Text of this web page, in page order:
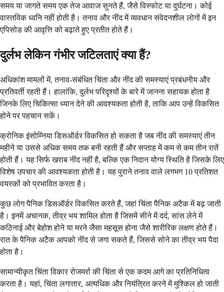
समय या जागते समय एक तेज आवाज सुनते हैं, जैसे विस्फोट या दुर्घटना। कोई
वास्तविक ध्वनि नहीं होती है। तनाव और नींद में व्यवधान संवेदनशील लोगों में इन
एपिसोड की आवृत्ति को बढ़ाते हुए प्रतीत होते हैं।
दुर्लभ लेकिन गंभीर जटिलताएं क्या हैं?
अधिकांश मामलों में, तनाव-संबंधित चिंता और नींद की समस्याएं प्रबंधनीय और
प्रतिवर्ती रहती हैं। हालांकि, दुर्लभ परिदृश्यों के बारे में जानना सहायक होता है
जिनके लिए चिकित्सा ध्यान देने की आवश्यकता होती है, ताकि आप उन्हें विकसित
होने पर पहचान सकें।
क्रोनिक इंसोम्निया डिसऑर्डर विकसित हो सकता है जब नींद की समस्याएं तीन
महीने या उससे अधिक समय तक बनी रहती हैं और सप्ताह में कम से कम तीन रातें
होती हैं। यह सिर्फ खराब नींद नहीं है, बल्कि एक निदान योग्य स्थिति है जिसके लिए
विशेष उपचार की आवश्यकता होती है। यह पुराने तनाव वाले लगभग 10 प्रतिशत
वयस्कों को प्रभावित करता है।
कुछ लोग पैनिक डिसऑर्डर विकसित करते हैं, जहां चिंता पैनिक अटैक में बढ़ जाती
है। इनमें अचानक, तीव्र भय शामिल होता है जिसमें सीने में दर्द, सांस लेने में
कठिनाई और बेहोश होने या मरने जैसा महसूस होना जैसे शारीरिक लक्षण होते हैं।
रात के पैनिक अटैक आपको नींद से जगा सकते हैं, जिससे सोने का तीव्र भय पैदा
होता है।
सामान्यीकृत चिंता विकार रोजमर्रा की चिंता से एक कदम आगे का प्रतिनिधित्व
करता है। यहां, चिंता लगातार, अत्यधिक और नियंत्रित करने में मुश्किल हो जाती